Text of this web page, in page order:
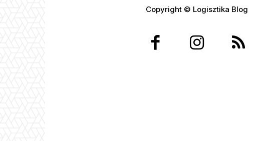
Copyright © Logisztika Blog